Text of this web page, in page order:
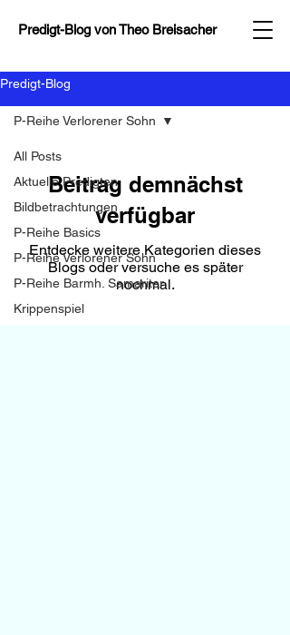
Predigt-Blog vonTheo Breisacher
Predigt-Blog
All Posts
Aktuelle Predigten
Bildbetrachtungen
P-Reihe Basics
P-Reihe Verlorener Sohn
P-Reihe Barmh. Samariter
Krippenspiel
P-Reihe Verlorener Sohn
Beitrag demnächst
verfügbar
Entdecke weitere Kategorien dieses
Blogs oder versuche es später
nochmal.